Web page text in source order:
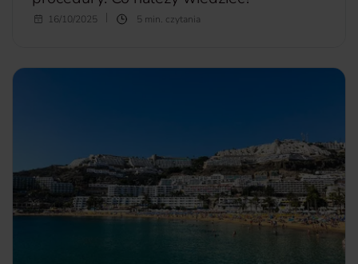
Choć wypadki na wycieczkach szkolnych nie są częste, ich
opiekunów, dlatego odpowiednie przygotowanie i
16/10/2025 5 min. czytania